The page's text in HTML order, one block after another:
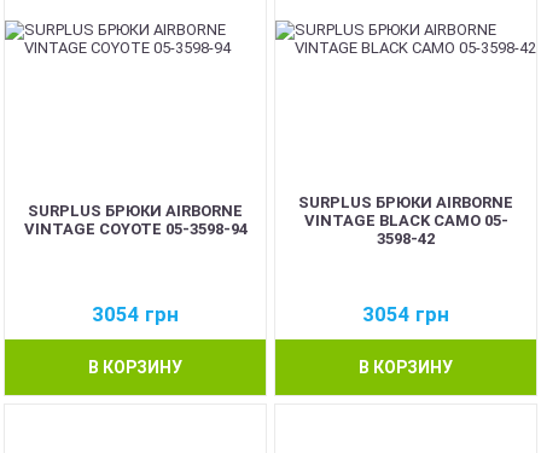
SURPLUS БРЮКИ AIRBORNE
VINTAGE COYOTE 05-3598-94
3054 грн
В КОРЗИНУ
SURPLUS БРЮКИ AIRBORNE
VINTAGE BLACK CAMO 05-
3598-42
3054 грн
В КОРЗИНУ